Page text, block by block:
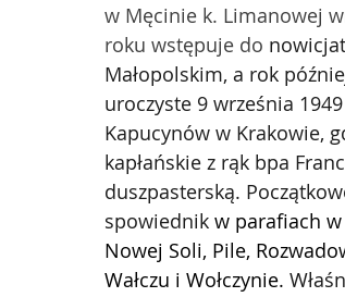
w Męcinie k. Limanowej
roku wstępuje do
Małopolskim, a rok
uroczyste 9 września
Kapucynów w Krakowie,
kapłańskie z rąk bpa
duszpasterską.
spowiednik w parafiach
Nowej Soli, Pile,
Wałczu i Wołczynie.